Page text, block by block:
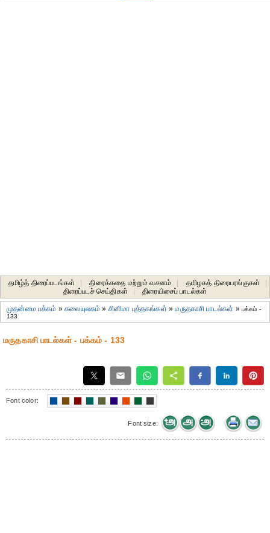
தமிழ்த் திரைப்படங்கள் திரைக்கதை மற்றும் வசனம் தமிழகத் திரையரங்குகள்
திரைப்படச் செய்திகள்
திரையிசைப் பாடல்கள்
முதன்மை பக்கம் »கலையுலகம் » சினிமா புத்தகங்கள் »மருதகாசி பாடல்கள் » பக்கம் -
133
மருதகாசி பாடல்கள் - பக்கம் - 133
Font color:
Font size: